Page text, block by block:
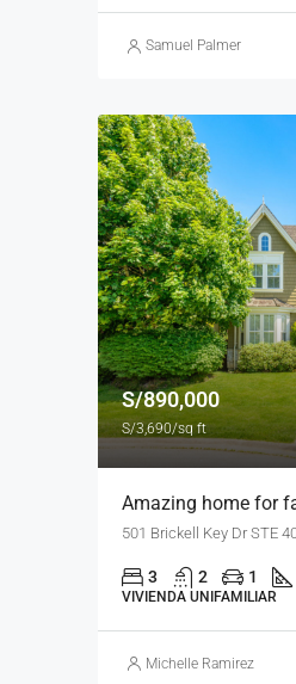
Samuel Palmer
S/890,000
S/3,690/sq ft
Amazing home for
501 Brickell Key Dr STE
3 2 1
VIVIENDA UNIFAMILIAR
Michelle Ramirez